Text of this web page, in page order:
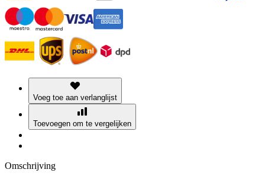
Voeg toe aan verlanglijst
Toevoegen om te vergelijken
Omschrijving